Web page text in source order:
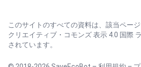
このサイトのすべての資料は、該当ペー
クリエイティブ・コモンズ 表示 4.0 国際
されています。